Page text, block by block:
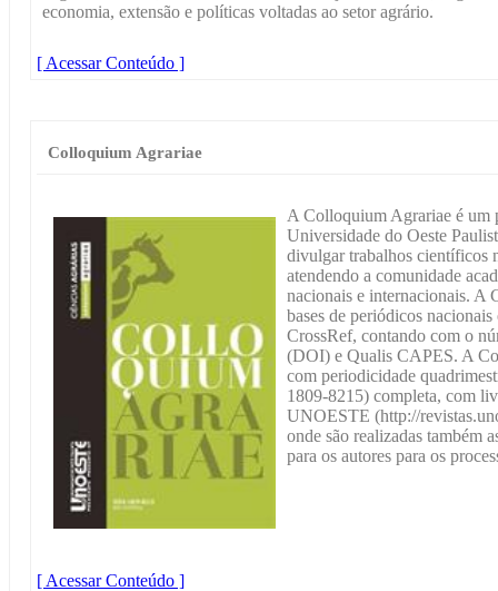
economia, extensão e políticas voltadas ao setor agrário.
[ Acessar Conteúdo ]
Colloquium Agrariae
A Colloquium Agrariae é um
Universidade do Oeste
divulgar trabalhos científicos
atendendo a comunidade
nacionais e internacionais. A
bases de periódicos
CrossRef, contando com o
(DOI) e Qualis CAPES. A
com periodicidade
1809-8215) completa, com
UNOESTE (http://
onde são realizadas também
para os autores para os
[ Acessar Conteúdo ]